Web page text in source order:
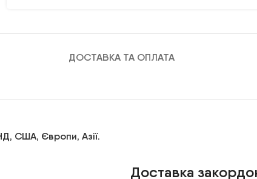
ДОСТАВКА ТА ОПЛАТА
США, Європи, Азії.
Доставка